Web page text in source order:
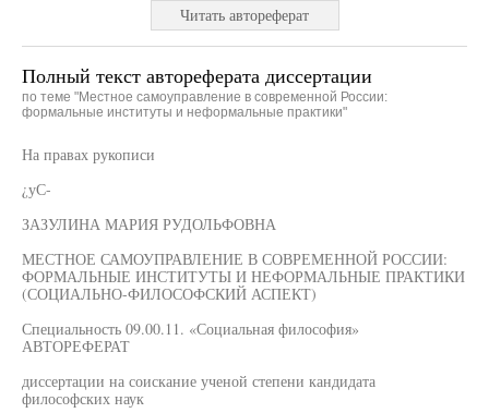
Читать автореферат
Полный текст автореферата диссертации
по теме "Местное самоуправление в современной России:
формальные институты и неформальные практики"
На правах рукописи
¿уС-
ЗАЗУЛИНА МАРИЯ РУДОЛЬФОВНА
МЕСТНОЕ САМОУПРАВЛЕНИЕ В СОВРЕМЕННОЙ РОССИИ:
ФОРМАЛЬНЫЕ ИНСТИТУТЫ И НЕФОРМАЛЬНЫЕ ПРАКТИКИ
(СОЦИАЛЬНО-ФИЛОСОФСКИЙ АСПЕКТ)
Специальность 09.00.11. «Социальная философия»
АВТОРЕФЕРАТ
диссертации на соискание ученой степени кандидата
философских наук